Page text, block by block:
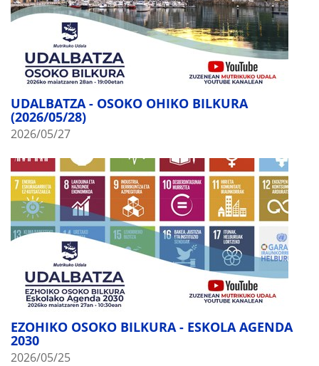
UDALBATZA - OSOKO OHIKO BILKURA
(2026/05/28)
2026/05/27
EZOHIKO OSOKO BILKURA - ESKOLA AGENDA
2030
2026/05/25